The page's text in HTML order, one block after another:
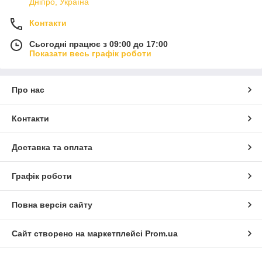
Контакти
Сьогодні працює з 09:00 до 17:00
Показати весь графік роботи
Про нас
Контакти
Доставка та оплата
Графік роботи
Повна версія сайту
Сайт створено на маркетплейсі Prom.ua